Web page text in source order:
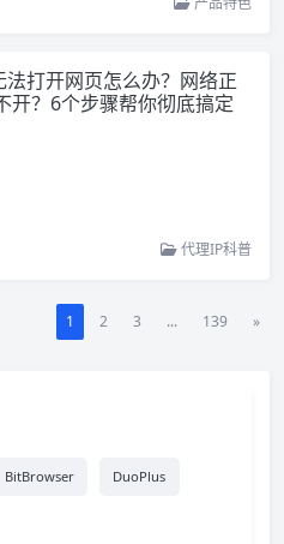
打开网页怎么办？网络正
开？6个步骤帮你彻底搞定
代理IP科普
1 2 3 ... 139 »
BitBrowser DuoPlus